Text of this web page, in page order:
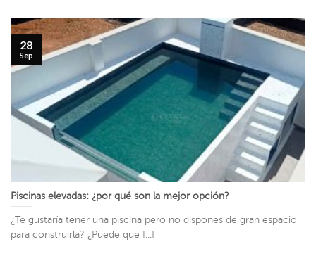
Piscinas elevadas: ¿por qué son la mejor opción?
¿Te gustaría tener una piscina pero no dispones de gran espacio
para construirla? ¿Puede que [...]
28
Sep